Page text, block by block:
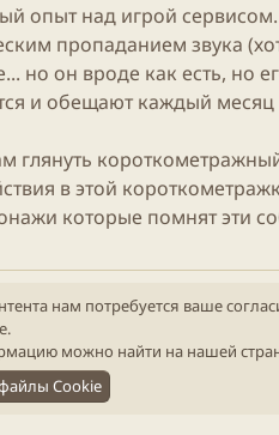
опыт над игрой
пропаданием звука
но он вроде как есть, но
и обещают каждый
глянуть
в этой
которые помнят эти
нам потребуется ваше
можно найти на нашей
Cookie